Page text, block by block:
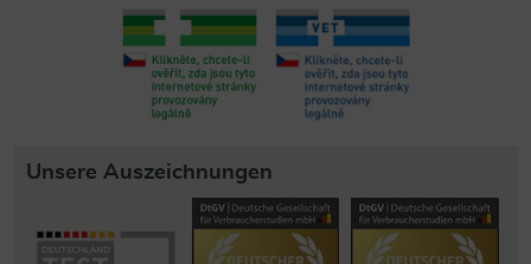
Unsere Auszeichnungen